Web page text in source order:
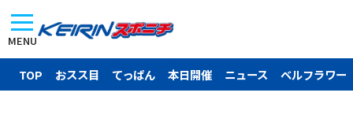
MENU
TOP おスス目 てっぱん 本日開催 ニュース ベルフラワー